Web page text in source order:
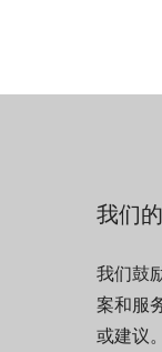
我们
我们鼓
案和服
或建议